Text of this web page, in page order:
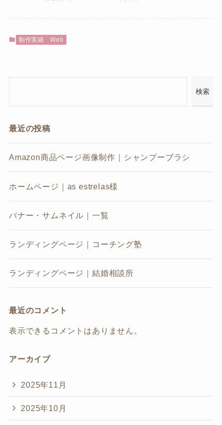
制作実績 Web
検索
最近の投稿
Amazon商品ページ画像制作｜シャンプーブラシ
ホームページ｜as estrelas様
バナー・サムネイル｜一覧
ランディングページ｜コーチング塾
ランディングページ｜結婚相談所
最近のコメント
表示できるコメントはありません。
アーカイブ
2025年11月
2025年10月